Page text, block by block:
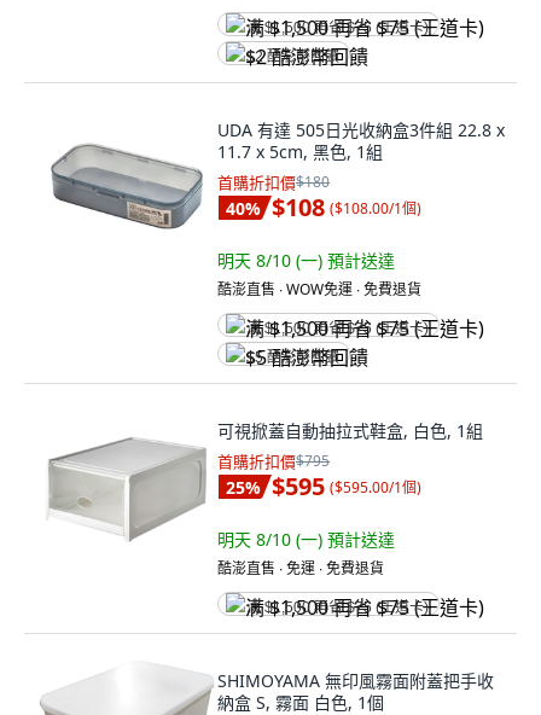
满 $1,500 再省 $75 (王道卡)
$2 酷澎幣回饋
UDA 有達 505日光收納盒3件組 22.8 x
11.7 x 5cm, 黑色, 1組
首購折扣價$180
40% $108 ($108.00/1個)
明天 8/10 (一) 預計送達
酷澎直售 ∙ WOW免運 ∙ 免費退貨
满 $1,500 再省 $75 (王道卡)
$5 酷澎幣回饋
可視掀蓋自動抽拉式鞋盒, 白色, 1組
首購折扣價$795
25% $595 ($595.00/1個)
明天 8/10 (一) 預計送達
酷澎直售 ∙ 免運 ∙ 免費退貨
满 $1,500 再省 $75 (王道卡)
SHIMOYAMA 無印風霧面附蓋把手收
納盒 S, 霧面 白色, 1個